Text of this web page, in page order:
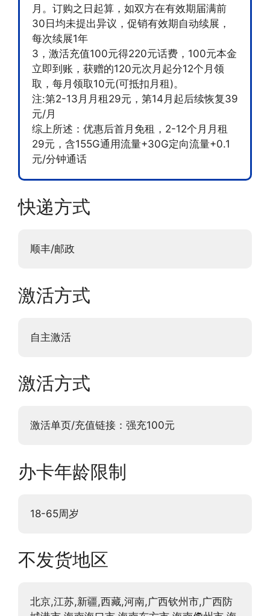
月。订购之日起算，如双方在有效期届满前
30日均未提出异议，促销有效期自动续展，
每次续展1年
3，激活充值100元得220元话费，100元本金
立即到账，获赠的120元次月起分12个月领
取，每月领取10元(可抵扣月租)。
注:第2-13月月租29元，第14月起后续恢复39
元/月
综上所述：优惠后首月免租，2-12个月月租
29元，含155G通用流量+30G定向流量+0.1
元/分钟通话
快递方式
顺丰/邮政
激活方式
自主激活
激活方式
激活单页/充值链接：强充100元
办卡年龄限制
18-65周岁
不发货地区
北京,江苏,新疆,西藏,河南,广西钦州市,广西防